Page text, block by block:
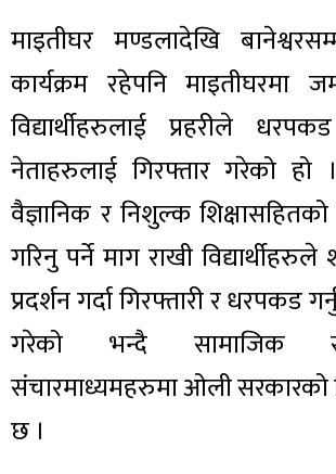
माइतीघर मण्डलादेखि
कार्यक्रम रहेपनि माइतीघरमा
विद्यार्थीहरुलाई प्रहरीले धरपकड
नेताहरुलाई गिरफ्तार गरेको हो
वैज्ञानिक र निशुल्क शिक्षासहितको
गरिनु पर्ने माग राखी विद्यार्थीहरुले
प्रदर्शन गर्दा गिरफ्तारी र धरपकड
गरेको भन्दै सामाजिक
संचारमाध्यमहरुमा ओली सरकारको
छ ।